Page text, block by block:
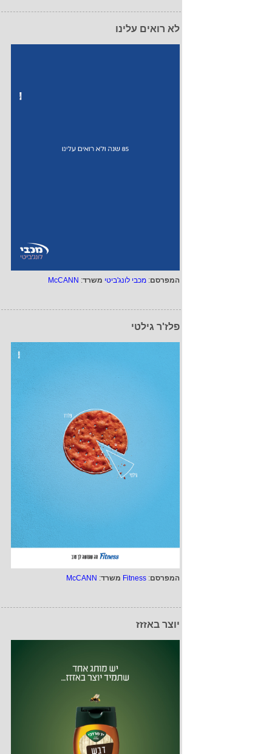
לא רואים עלינו
המפרסם: מכבי לונג'ביטי משרד:
McCANN
פלז'ר גילטי
המפרסם:
Fitness משרד:
McCANN
יוצר באזזז